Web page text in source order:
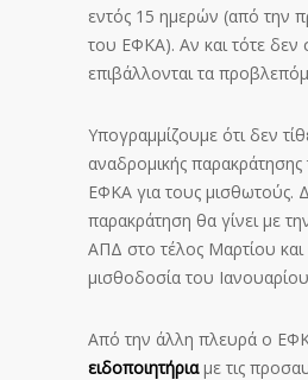
εντός 15 ημερών (από την
του ΕΦΚΑ). Αν και τότε
επιβάλλονται τα
Υπογραμμίζουμε ότι δεν
αναδρομικής
ΕΦΚΑ για τους μισθωτούς.
παρακράτηση θα γίνει με
ΑΠΔ στο τέλος Μαρτίου
μισθοδοσία του
Από την άλλη πλευρά ο
ειδοποιητήριαμε τις